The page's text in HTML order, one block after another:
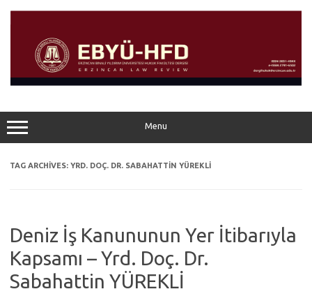
content
Menu
TAG ARCHIVES: YRD. DOÇ. DR. SABAHATTIN YÜREKLİ
Deniz İş Kanununun Yer İtibarıyla
Kapsamı – Yrd. Doç. Dr.
Sabahattin YÜREKLİ